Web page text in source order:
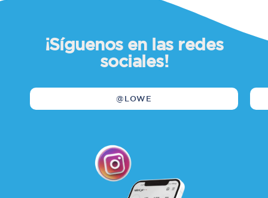
¡Síguenos en las redes
sociales!
@LOWE